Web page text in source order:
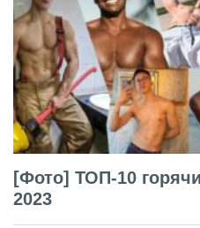
[Фото] ТОП-10
2023